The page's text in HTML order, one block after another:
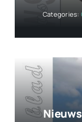
Categories: